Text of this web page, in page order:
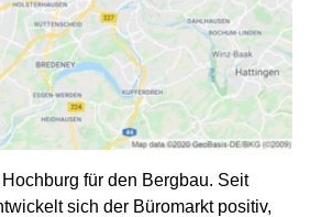
für den Bergbau. Seit
sich der Büromarkt positiv,